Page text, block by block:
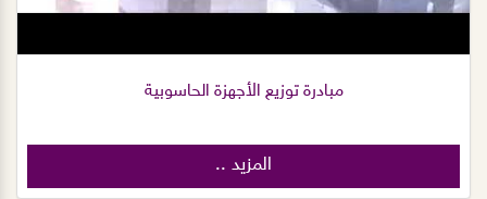
مبادرة توزيع الأجهزة الحاسوبية
المزيد ..